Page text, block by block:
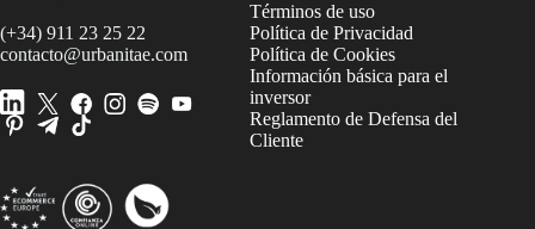
(+34) 911 23 25 22
contacto@urbanitae.com
Términos de uso
Política de Privacidad
Política de Cookies
Información básica para el
inversor
Reglamento de Defensa del
Cliente